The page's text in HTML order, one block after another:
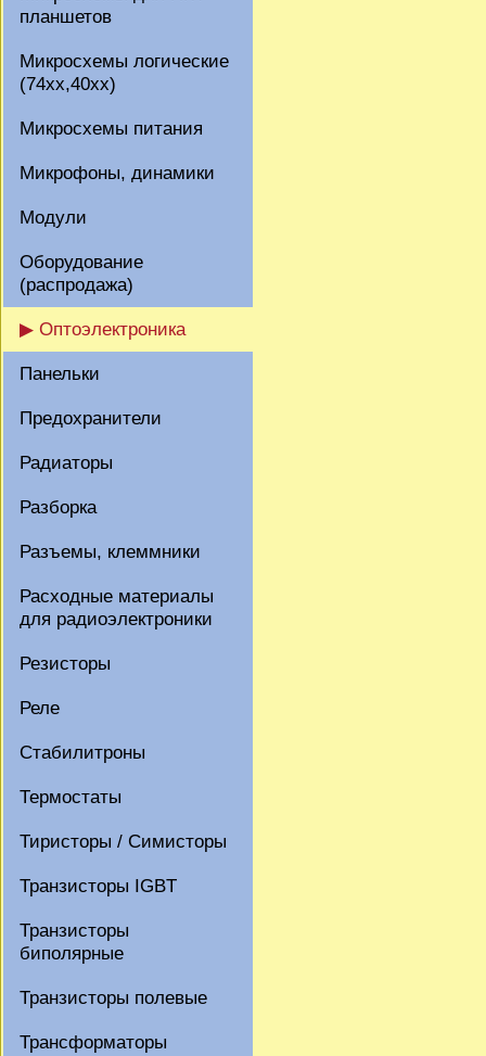
планшетов
Микросхемы логические
(74xx,40xx)
Микросхемы питания
Микрофоны, динамики
Модули
Оборудование
(распродажа)
▶ Оптоэлектроника
Панельки
Предохранители
Радиаторы
Разборка
Разъемы, клеммники
Расходные материалы
для радиоэлектроники
Резисторы
Реле
Стабилитроны
Термостаты
Тиристоры / Симисторы
Транзисторы IGBT
Транзисторы
биполярные
Транзисторы полевые
Трансформаторы